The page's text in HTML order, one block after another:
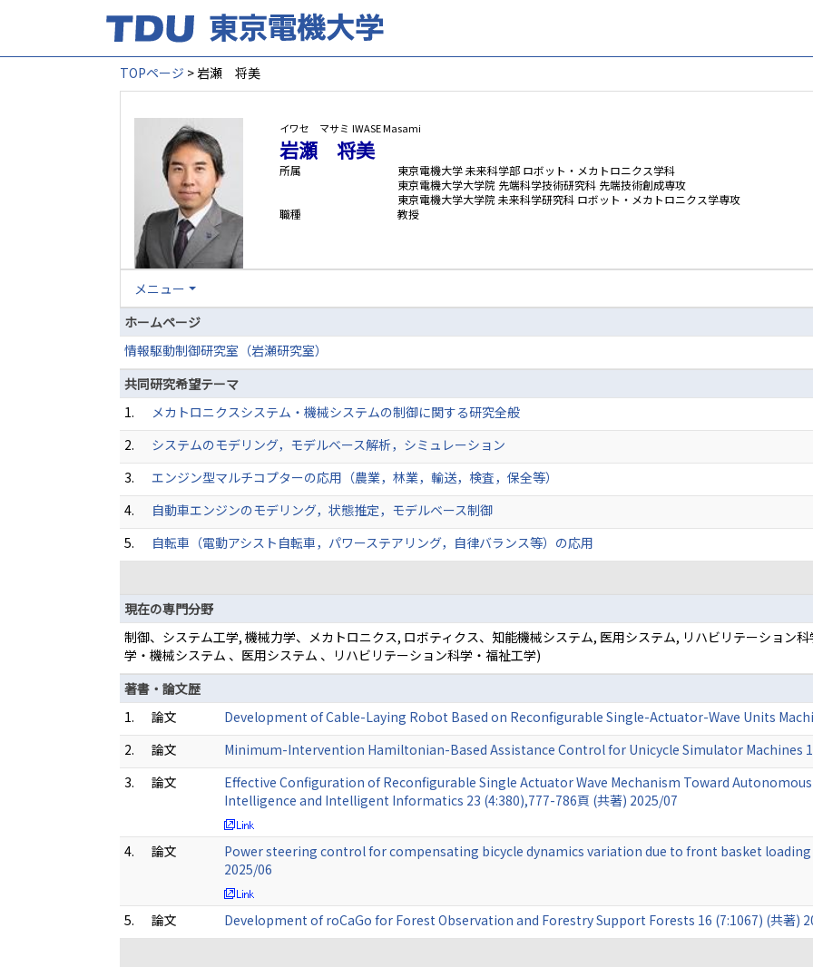
TOPページ > 岩瀬 将美
イワセ マサミ IWASE Masami
岩瀬 将美
所属
東京電機大学 未来科学部 ロボット・メカトロニクス学科
東京電機大学大学院 先端科学技術研究科 先端技術創成専攻
東京電機大学大学院 未来科学研究科 ロボット・メカトロニクス学専攻
職種
教授
メニュー
ホームページ
情報駆動制御研究室（岩瀬研究室）
共同研究希望テーマ
1.
メカトロニクスシステム・機械システムの制御に関する研究全般
2.
システムのモデリング，モデルベース解析，シミュレーション
3.
エンジン型マルチコプターの応用（農業，林業，輸送，検査，保全等）
4.
自動車エンジンのモデリング，状態推定，モデルベース制御
5.
自転車（電動アシスト自転車，パワーステアリング，自律バランス等）の応用
現在の専門分野
制御、システム工学, 機械力学、メカトロニクス, ロボティクス、知能機械システム, 医用システム, リハビリテーション
学・機械システム 、医用システム 、リハビリテーション科学・福祉工学)
著書・論文歴
1.
論文
Development of Cable-Laying Robot Based on Reconfigurable Single-Actuator-Wave Units
2.
論文
Minimum-Intervention Hamiltonian-Based Assistance Control for Unicycle Simulator Machines
3.
論文
Effective Configuration of Reconfigurable Single Actuator Wave Mechanism Toward
Intelligence and Intelligent Informatics 23 (4:380),777-786頁 (共著) 2025/07
4. 論文
Power steering control for compensating bicycle dynamics variation due to front basket loading
2025/06
5. 論文
Development of roCaGo for Forest Observation and Forestry Support Forests 16 (7:1067) (共著)